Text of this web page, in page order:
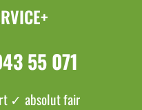
55 071
✓ absolut fair